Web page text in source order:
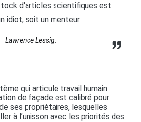
d'articles scientifiques est
idiot, soit un menteur.
Lawrence Lessig.
qui articule travail humain
de façade est calibré pour
ses propriétaires, lesquelles
à l’unisson avec les priorités des